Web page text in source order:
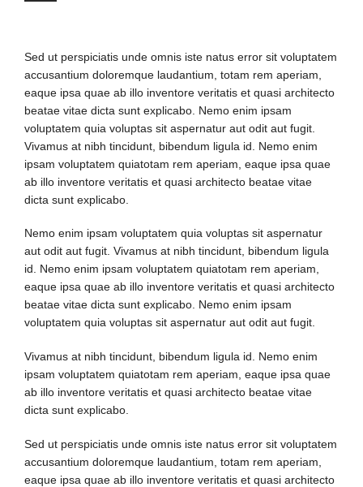
Sed ut perspiciatis unde omnis iste natus error sit voluptatem
accusantium doloremque laudantium, totam rem aperiam,
eaque ipsa quae ab illo inventore veritatis et quasi architecto
beatae vitae dicta sunt explicabo. Nemo enim ipsam
voluptatem quia voluptas sit aspernatur aut odit aut fugit.
Vivamus at nibh tincidunt, bibendum ligula id. Nemo enim
ipsam voluptatem quiatotam rem aperiam, eaque ipsa quae
ab illo inventore veritatis et quasi architecto beatae vitae
dicta sunt explicabo.
Nemo enim ipsam voluptatem quia voluptas sit aspernatur
aut odit aut fugit. Vivamus at nibh tincidunt, bibendum ligula
id. Nemo enim ipsam voluptatem quiatotam rem aperiam,
eaque ipsa quae ab illo inventore veritatis et quasi architecto
beatae vitae dicta sunt explicabo. Nemo enim ipsam
voluptatem quia voluptas sit aspernatur aut odit aut fugit.
Vivamus at nibh tincidunt, bibendum ligula id. Nemo enim
ipsam voluptatem quiatotam rem aperiam, eaque ipsa quae
ab illo inventore veritatis et quasi architecto beatae vitae
dicta sunt explicabo.
Sed ut perspiciatis unde omnis iste natus error sit voluptatem
accusantium doloremque laudantium, totam rem aperiam,
eaque ipsa quae ab illo inventore veritatis et quasi architecto